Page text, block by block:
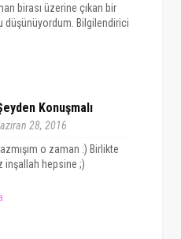
birası üzerine çıkan bir
düşünüyordum. Bilgilendirici
Konuşmalı
28, 2016
o zaman :) Birlikte
inşallah hepsine ;)